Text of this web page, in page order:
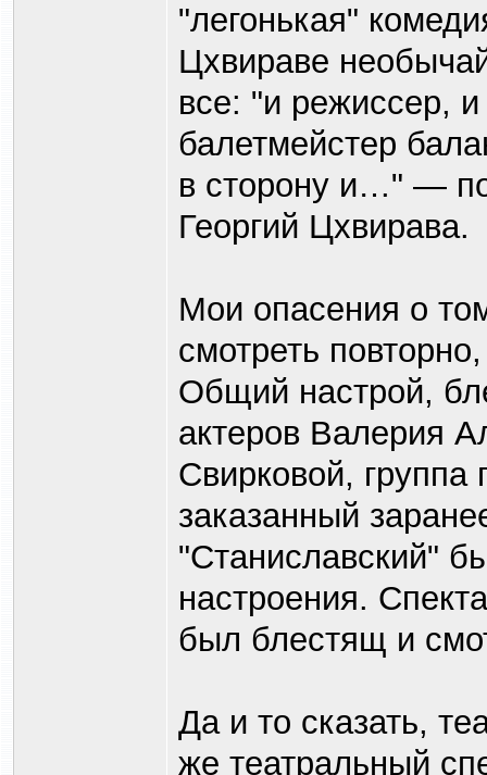
"легонькая"
Цхвираве
все: "и режиссер,
балетмейстер
в сторону и…" —
Георгий Цхвирава.
Мои опасения о
смотреть
Общий настрой,
актеров Валерия
Свирковой, группа
заказанный
"Станиславский"
настроения.
был блестящ и
Да и то сказать,
же театральный